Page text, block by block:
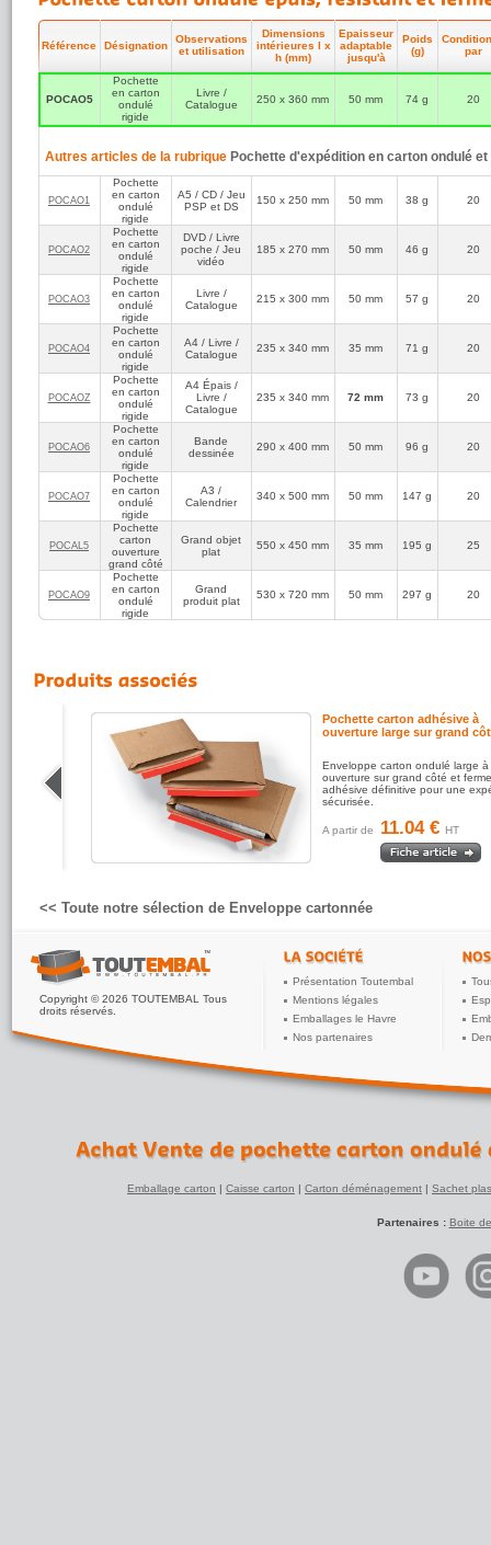
Référence Désignation
Observations
et utilisation
Dimensions
intérieures l x
h (mm)
Epaisseur
adaptable
jusqu'à
Poids
(g)
par
POCAO5
Pochette
en carton
ondulé
rigide
Livre /
Catalogue
250 x 360 mm 50 mm 74 g 20
Autres articles de la rubrique Pochette d'expédition en carton ondulé
POCAO1
Pochette
en carton
ondulé
rigide
A5 / CD / Jeu
PSP et DS
150 x 250 mm 50 mm 38 g 20
POCAO2
Pochette
en carton
ondulé
rigide
DVD / Livre
poche / Jeu
vidéo
185 x 270 mm 50 mm 46 g 20
POCAO3
Pochette
en carton
ondulé
rigide
Livre /
Catalogue
215 x 300 mm 50 mm 57 g 20
POCAO4
Pochette
en carton
ondulé
rigide
A4 / Livre /
Catalogue
235 x 340 mm 35 mm 71 g 20
POCAOZ
Pochette
en carton
ondulé
rigide
A4 Épais /
Livre /
Catalogue
235 x 340 mm 72 mm 73 g 20
POCAO6
Pochette
en carton
ondulé
rigide
Bande
dessinée
290 x 400 mm 50 mm 96 g 20
POCAO7
Pochette
en carton
ondulé
rigide
A3 /
Calendrier
340 x 500 mm 50 mm 147 g 20
POCAL5
Pochette
carton
ouverture
grand côté
Grand objet
plat
550 x 450 mm 35 mm 195 g 25
POCAO9
Pochette
en carton
ondulé
rigide
Grand
produit plat
530 x 720 mm 50 mm 297 g 20
Pochette carton adhésive à
ouverture large sur grand
Enveloppe carton ondulé large à
ouverture sur grand côté et
adhésive définitive pour une
sécurisée.
A partir de 11.04 € HT
<< Toute notre sélection de Enveloppe cartonnée
Copyright © 2026 TOUTEMBAL Tous
droits réservés.
Présentation Toutembal
Mentions légales
Emballages le Havre
Nos partenaires
Emballage carton | Caisse carton | Carton déménagement | Sachet
Partenaires : Boite